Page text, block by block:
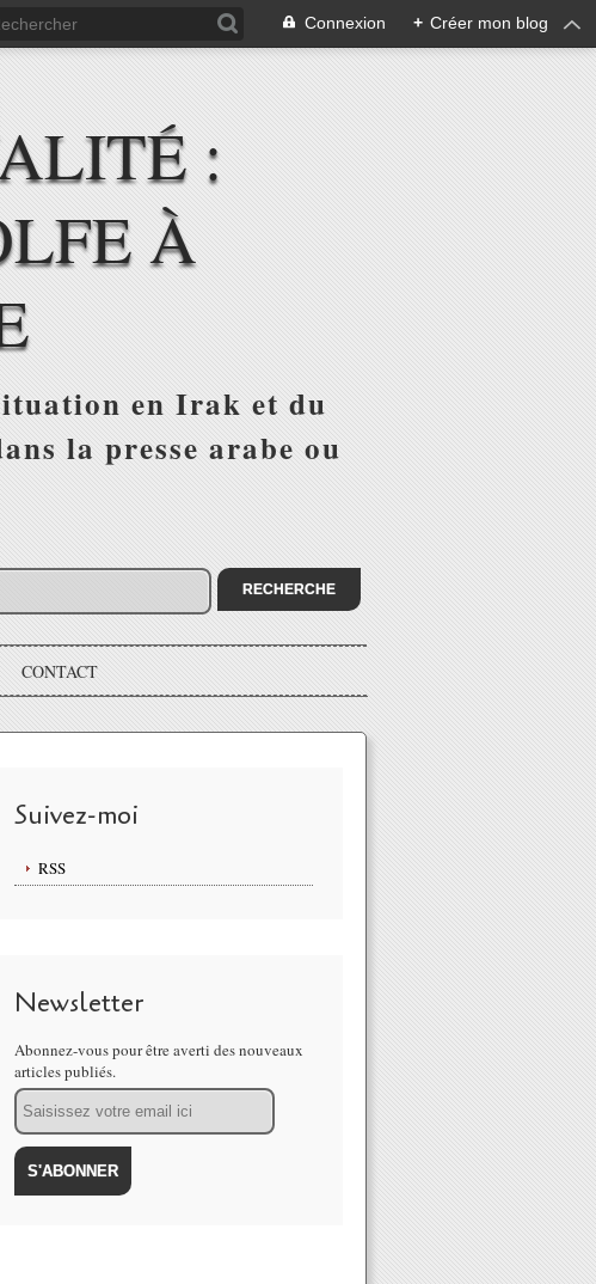
Connexion + Créer mon blog
:
À
en Irak et du
la presse arabe ou
CONTACT
Suivez-moi
RSS
Newsletter
Abonnez-vous pour être averti des nouveaux
articles publiés.
Email